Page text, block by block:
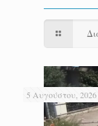
5 Αυγούστου, 2026